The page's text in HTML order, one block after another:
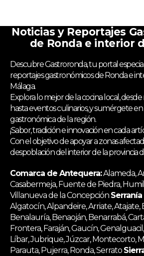
Noticias y Reportajes
de Ronda e interior
Descubre Gastroronda, tu portal
reportajes gastronómicos de Ronda e
Málaga.
Explora lo mejor de la cocina local,
hasta eventos culinarios, y sumérgete
gastronómica de la región.
¡Sabor, tradición e innovación en cada
Con el objetivo de apoyar a zonas
despoblación del interior de la provincia
Comarca de Antequera:Alameda,
Casabermeja, Fuente de Piedra,
Villanueva de la Concepción
Algatocín, Alpandeire, Arriate, Atajate,
Benalauría, Benaoján, Benarrabá,
Frontera, Faraján, Gaucín,
Líbar, Jubrique, Júzcar, Montecorto,
Parauta, Pujerra, Ronda, Serrato